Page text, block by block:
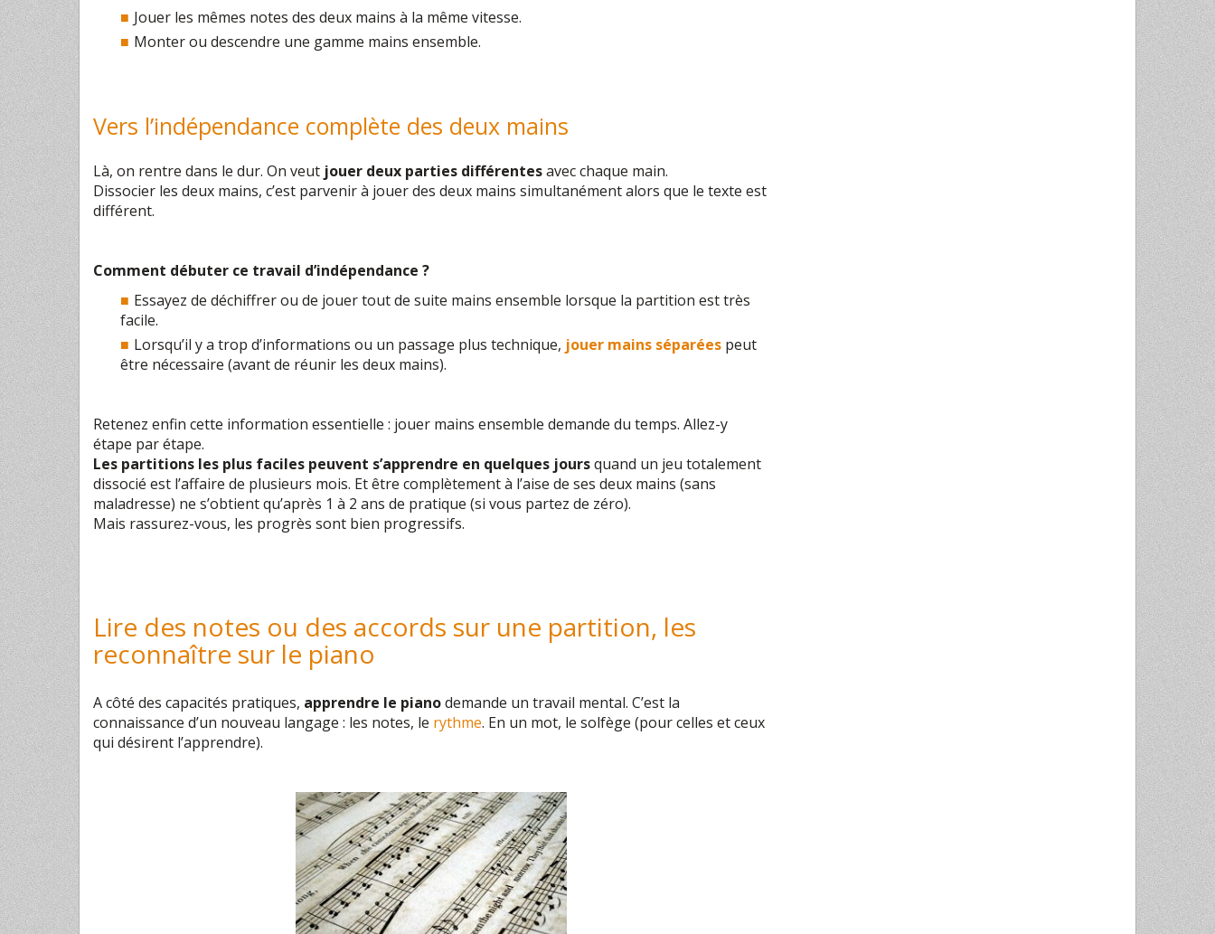
Jouer les mêmes notes des deux mains à la même vitesse.
Monter ou descendre une gamme mains ensemble.
Vers l’indépendance complète des deux mains
Là, on rentre dans le dur. On veut jouer deux parties différentesavec chaque main.
Dissocier les deux mains, c’est parvenir à jouer des deux mains simultanément alors que le texte est
différent.
Comment débuter ce travail d’indépendance ?
Essayez de déchiffrer ou de jouer tout de suite mains ensemble lorsque la partition est très
facile.
Lorsqu’il y a trop d’informations ou un passage plus technique, jouer mains séparées peut
être nécessaire (avant de réunir les deux mains).
Retenez enfin cette information essentielle : jouer mains ensemble demande du temps. Allez-y
étape par étape.
Les partitions les plus faciles peuvent s’apprendre en quelques joursquand un jeu totalement
dissocié est l’affaire de plusieurs mois. Et être complètement à l’aise de ses deux mains (sans
maladresse) ne s’obtient qu’après 1 à 2 ans de pratique (si vous partez de zéro).
Mais rassurez-vous, les progrès sont bien progressifs.
Lire des notes ou des accords sur une partition, les
reconnaître sur le piano
A côté des capacités pratiques, apprendre le pianodemande un travail mental. C’est la
connaissance d’un nouveau langage : les notes, le rythme. En un mot, le solfège (pour celles et ceux
qui désirent l’apprendre).